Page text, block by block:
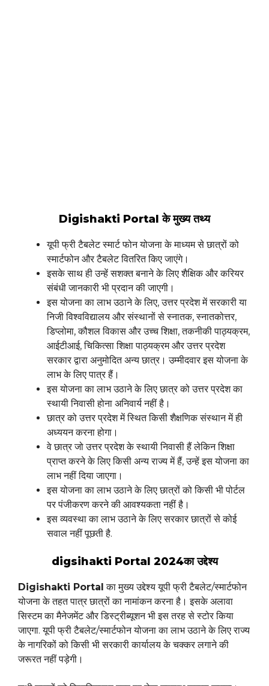
Digishakti Portal के मुख्य तथ्य
यूपी फ्री टैबलेट स्मार्ट फोन योजना के माध्यम से छात्रों को
स्मार्टफोन और टैबलेट वितरित किए जाएंगे।
इसके साथ ही उन्हें सशक्त बनाने के लिए शैक्षिक और करियर
संबंधी जानकारी भी प्रदान की जाएगी।
इस योजना का लाभ उठाने के लिए, उत्तर प्रदेश में सरकारी या
निजी विश्वविद्यालय और संस्थानों से स्नातक, स्नातकोत्तर,
डिप्लोमा, कौशल विकास और उच्च शिक्षा, तकनीकी पाठ्यक्रम,
आईटीआई, चिकित्सा शिक्षा पाठ्यक्रम और उत्तर प्रदेश
सरकार द्वारा अनुमोदित अन्य छात्र। उम्मीदवार इस योजना के
लाभ के लिए पात्र हैं।
इस योजना का लाभ उठाने के लिए छात्र को उत्तर प्रदेश का
स्थायी निवासी होना अनिवार्य नहीं है।
छात्र को उत्तर प्रदेश में स्थित किसी शैक्षणिक संस्थान में ही
अध्ययन करना होगा।
वे छात्र जो उत्तर प्रदेश के स्थायी निवासी हैं लेकिन शिक्षा
प्राप्त करने के लिए किसी अन्य राज्य में हैं, उन्हें इस योजना का
लाभ नहीं दिया जाएगा।
इस योजना का लाभ उठाने के लिए छात्रों को किसी भी पोर्टल
पर पंजीकरण करने की आवश्यकता नहीं है।
इस व्यवस्था का लाभ उठाने के लिए सरकार छात्रों से कोई
सवाल नहीं पूछती है.
digsihakti Portal 2024का उद्देश्य
Digishakti Portal का मुख्य उद्देश्य यूपी फ्री टैबलेट/स्मार्टफोन
योजना के तहत पात्र छात्रों का नामांकन करना है। इसके अलावा
सिस्टम का मैनेजमेंट और डिस्ट्रीब्यूशन भी इस तरह से स्टोर किया
जाएगा. यूपी फ्री टैबलेट/स्मार्टफोन योजना का लाभ उठाने के लिए राज्य
के नागरिकों को किसी भी सरकारी कार्यालय के चक्कर लगाने की
जरूरत नहीं पड़ेगी।